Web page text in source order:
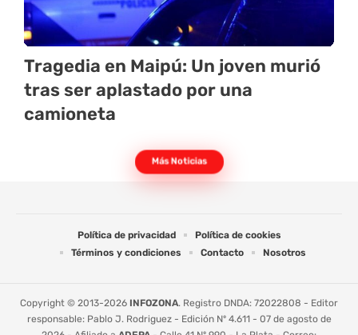
Tragedia en Maipú: Un joven murió
tras ser aplastado por una
camioneta
Más Noticias
Política de privacidad
Política de cookies
Términos y condiciones
Contacto Nosotros
Copyright © 2013-2026 INFOZONA. Registro DNDA: 72022808 - Editor
responsable: Pablo J. Rodriguez - Edición Nº 4.611 - 07 de agosto de